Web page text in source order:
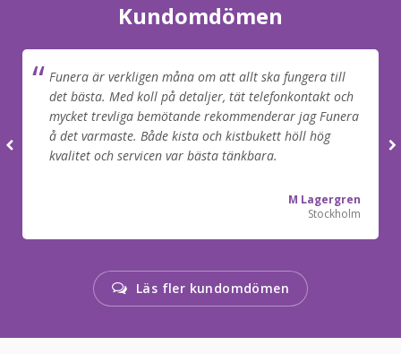
Kundomdömen
Funera är verkligen måna om att allt ska fungera till
det bästa. Med koll på detaljer, tät telefonkontakt och
mycket trevliga bemötande rekommenderar jag Funera
å det varmaste. Både kista och kistbukett höll hög
kvalitet och servicen var bästa tänkbara.
M Lagergren
Stockholm
Läs fler kundomdömen